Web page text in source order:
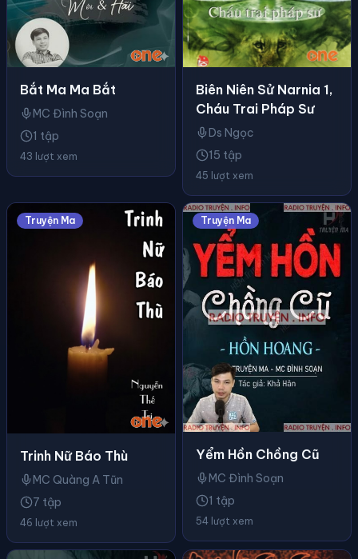
Bắt Ma Ma Bắt
MC Đình Soạn
1 tập
43 lượt xem
Biên Niên Sử Narnia 1,
Cháu Trai Pháp Sư
Ds Ngọc
15 tập
45 lượt xem
Truyện Ma
Trinh Nữ Báo Thù
MC Quàng A Tũn
7 tập
46 lượt xem
Truyện Ma
Yểm Hồn Chồng Cũ
MC Đình Soạn
1 tập
54 lượt xem